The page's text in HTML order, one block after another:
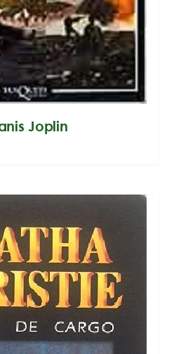
Joplin